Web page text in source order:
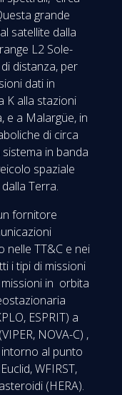
grande
satellite dalla
L2 Sole-
distanza, per
dati in
K alla stazioni
e a Malargüe, in
di circa
in banda
spaziale
Terra.
fornitore
nelle TT&C e nei
i tipi di missioni
in orbita
ESPRIT) a
NOVA-C) ,
al punto
WFIRST,
(HERA).